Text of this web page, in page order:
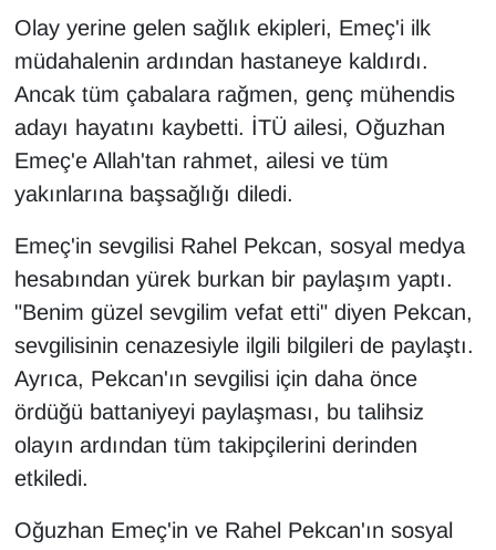
Olay yerine gelen sağlık ekipleri, Emeç'i ilk
müdahalenin ardından hastaneye kaldırdı.
Ancak tüm çabalara rağmen, genç mühendis
adayı hayatını kaybetti. İTÜ ailesi, Oğuzhan
Emeç'e Allah'tan rahmet, ailesi ve tüm
yakınlarına başsağlığı diledi.
Emeç'in sevgilisi Rahel Pekcan, sosyal medya
hesabından yürek burkan bir paylaşım yaptı.
"Benim güzel sevgilim vefat etti" diyen Pekcan,
sevgilisinin cenazesiyle ilgili bilgileri de paylaştı.
Ayrıca, Pekcan'ın sevgilisi için daha önce
ördüğü battaniyeyi paylaşması, bu talihsiz
olayın ardından tüm takipçilerini derinden
etkiledi.
Oğuzhan Emeç'in ve Rahel Pekcan'ın sosyal
Kim Kimdir?
Kültür & Sanat
KURDÎ
MAGAZİN
MEDYA
ONE EKONOMİ
POLİTİKA
RÖPORTAJ